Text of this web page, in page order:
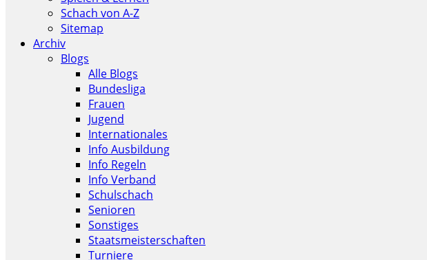
Schach von A-Z
Sitemap
Archiv
Blogs
Alle Blogs
Bundesliga
Frauen
Jugend
Internationales
Info Ausbildung
Info Regeln
Info Verband
Schulschach
Senioren
Sonstiges
Staatsmeisterschaften
Turniere